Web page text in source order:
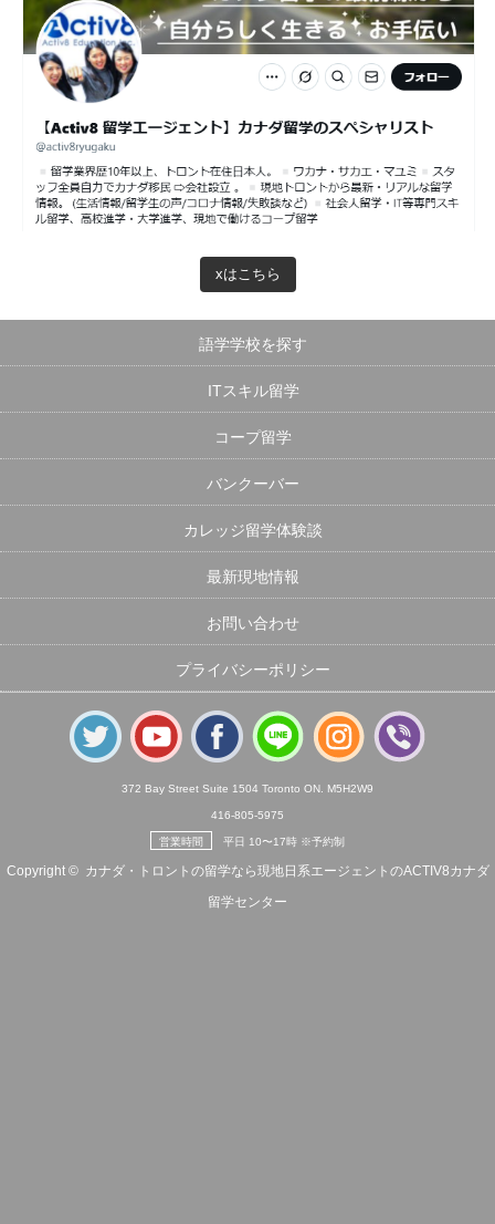
xはこちら
語学学校を探す
ITスキル留学
コープ留学
バンクーバー
カレッジ留学体験談
最新現地情報
お問い合わせ
プライバシーポリシー
372 Bay Street Suite 1504 Toronto ON. M5H2W9
416-805-5975
営業時間 平日 10〜17時 ※予約制
Copyright © カナダ・トロントの留学なら現地日系エージェントのACTIV8カナダ
留学センター